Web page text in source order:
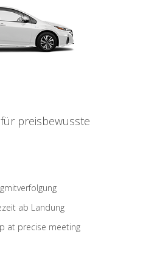
preisbewusste
ab Landung
at precise meeting